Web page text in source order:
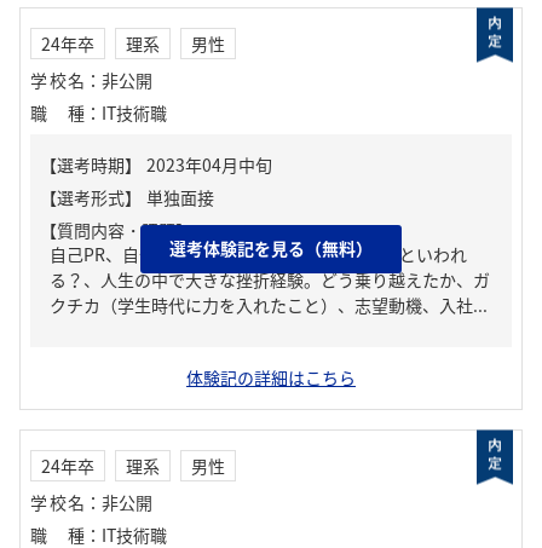
24年卒 理系
男性
学校名 ： 非公開
職種 ： IT技術職
【質問内容・課題】
自己PR、自分の強み/弱み、周りからどんな人といわれ
る？、人生の中で大きな挫折経験。どう乗り越えたか、ガ
クチカ（学生時代に力を入れたこと）、志望動機、入社...
選考体験記を見る（無料）
体験記の詳細はこちら
24年卒 理系
男性
学校名 ： 非公開
職種 ： IT技術職